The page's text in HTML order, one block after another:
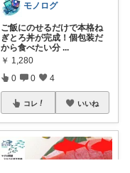
モノログ
ご飯にのせるだけで本格ね
ぎとろ丼が完成！個包装だ
から食べたい分 ...
￥ 1,280
0 0 4
コレ いいね